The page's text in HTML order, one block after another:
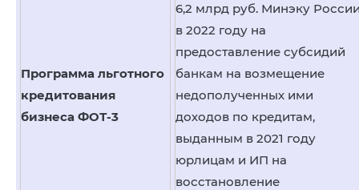
Программа льготного
кредитования
бизнеса ФОТ-3
6,2 млрд руб. Минэку
в 2022 году на
предоставление субсидий
банкам на возмещение
недополученных ими
доходов по кредитам,
выданным в 2021 году
юрлицам и ИП на
восстановление